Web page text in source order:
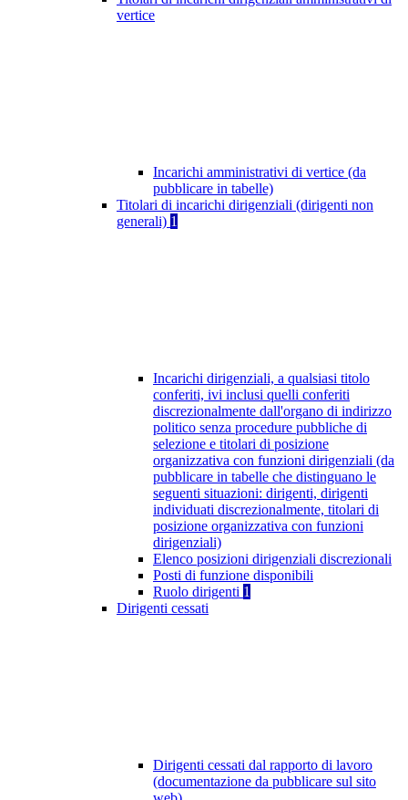
vertice
Incarichi amministrativi di vertice (da
pubblicare in tabelle)
Titolari di incarichi dirigenziali (dirigenti non
generali) 1
Incarichi dirigenziali, a qualsiasi titolo
conferiti, ivi inclusi quelli conferiti
discrezionalmente dall'organo di indirizzo
politico senza procedure pubbliche di
selezione e titolari di posizione
organizzativa con funzioni dirigenziali (da
pubblicare in tabelle che distinguano le
seguenti situazioni: dirigenti, dirigenti
individuati discrezionalmente, titolari di
posizione organizzativa con funzioni
dirigenziali)
Elenco posizioni dirigenziali discrezionali
Posti di funzione disponibili
Ruolo dirigenti 1
Dirigenti cessati
Dirigenti cessati dal rapporto di lavoro
(documentazione da pubblicare sul sito